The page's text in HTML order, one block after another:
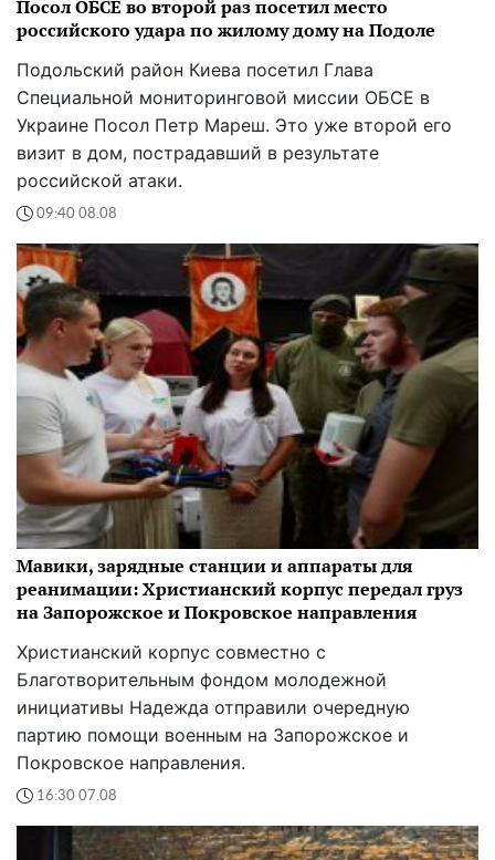
Посол ОБСЕ во второй раз посетил место
российского удара по жилому дому на Подоле
Подольский район Киева посетил Глава
Специальной мониторинговой миссии ОБСЕ в
Украине Посол Петр Мареш. Это уже второй его
визит в дом, пострадавший в результате
российской атаки.
09:40 08.08
Мавики, зарядные станции и аппараты для
реанимации: Христианский корпус передал груз
на Запорожское и Покровское направления
Христианский корпус совместно с
Благотворительным фондом молодежной
инициативы Надежда отправили очередную
партию помощи военным на Запорожское и
Покровское направления.
16:30 07.08